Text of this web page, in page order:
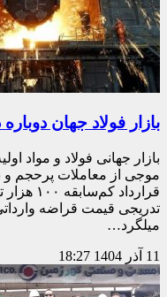
بازار فولاد جهان
بازار جهانی فولاد و مواد
موجی از معاملات پرحجم و
تدریجی قیمت قراضه
میلگرد…
11 آذر 1404 18:27